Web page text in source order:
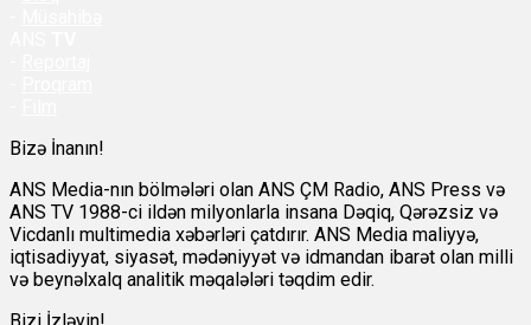
Bizə İnanın!
ANS Media-nın bölmələri olan ANS ÇM Radio, ANS Press və
ANS TV 1988-ci ildən milyonlarla insana Dəqiq, Qərəzsiz və
Vicdanlı multimedia xəbərləri çatdırır. ANS Media maliyyə,
iqtisadiyyat, siyasət, mədəniyyət və idmandan ibarət olan milli
və beynəlxalq analitik məqalələri təqdim edir.
Bizi İzləyin!